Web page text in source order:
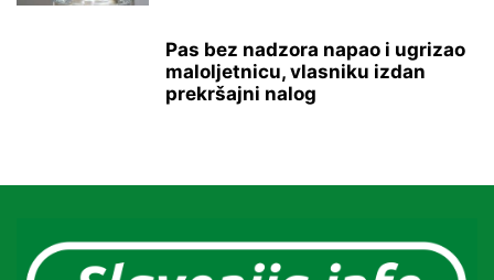
Pas bez nadzora napao i ugrizao
maloljetnicu, vlasniku izdan
prekršajni nalog